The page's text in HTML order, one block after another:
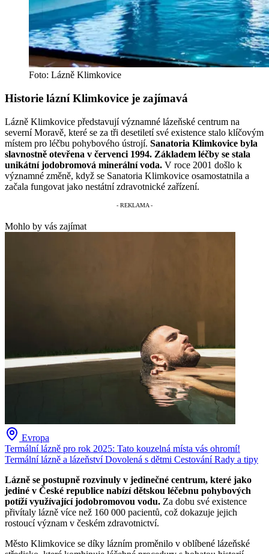
Foto: Lázně Klimkovice
Historie lázní Klimkovice je zajímavá
Lázně Klimkovice představují významné lázeňské centrum na
severní Moravě, které se za tři desetiletí své existence stalo klíčovým
místem pro léčbu pohybového ústrojí. Sanatoria Klimkovice byla
slavnostně otevřena v červenci 1994. Základem léčby se stala
unikátní jodobromová minerální voda. V roce 2001 došlo k
významné změně, když se Sanatoria Klimkovice osamostatnila a
začala fungovat jako nestátní zdravotnické zařízení.
Mohlo by vás zajímat
Evropa
Termální lázně pro rok 2025: Tato kouzelná místa vás ohromí!
Termální lázně a lázeňství Dovolená s dětmi Cestování Rady a tipy
Lázně se postupně rozvinuly v jedinečné centrum, které jako
jediné v České republice nabízí dětskou léčebnu pohybových
potíží využívající jodobromovou vodu. Za dobu své existence
přivítaly lázně více než 160 000 pacientů, což dokazuje jejich
rostoucí význam v českém zdravotnictví.
Město Klimkovice se díky lázním proměnilo v oblíbené lázeňské